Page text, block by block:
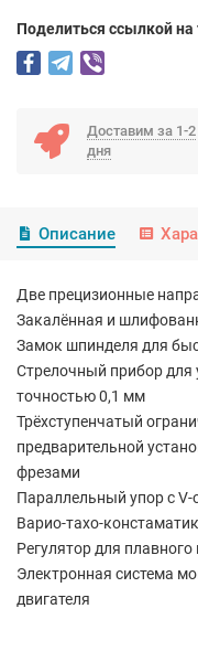
Поделиться ссылкой на
Доставим за 1-2
дня
Описание
Две прецизионные
Закалённая и
Замок шпинделя для
Стрелочный прибор для
точностью 0,1 мм
Трёхступенчатый
предварительной
фрезами
Параллельный упор с
Варио-тахо-
Регулятор для
Электронная система
двигателя